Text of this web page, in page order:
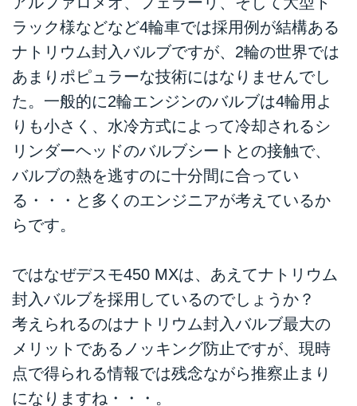
ラック様などなど4輪車では採用例が結構ある
ナトリウム封入バルブですが、2輪の世界では
あまりポピュラーな技術にはなりませんでし
た。一般的に2輪エンジンのバルブは4輪用よ
りも小さく、水冷方式によって冷却されるシ
リンダーヘッドのバルブシートとの接触で、
バルブの熱を逃すのに十分間に合ってい
る・・・と多くのエンジニアが考えているか
らです。
ではなぜデスモ450 MXは、あえてナトリウム
封入バルブを採用しているのでしょうか？
考えられるのはナトリウム封入バルブ最大の
メリットであるノッキング防止ですが、現時
点で得られる情報では残念ながら推察止まり
になりますね・・・。